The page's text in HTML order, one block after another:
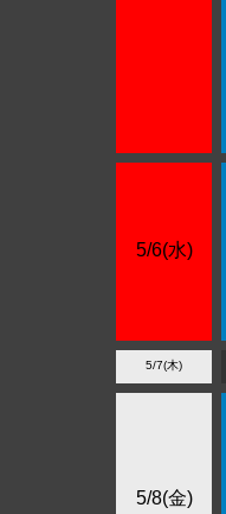
5/6(水)
5/7(木)
5/8(金)